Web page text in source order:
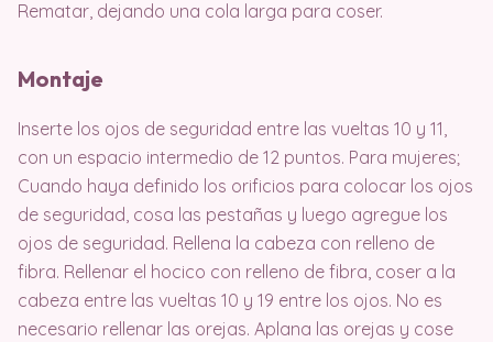
Rematar, dejando una cola larga para coser.
Montaje
Inserte los ojos de seguridad entre las vueltas 10 y 11,
con un espacio intermedio de 12 puntos. Para mujeres;
Cuando haya definido los orificios para colocar los ojos
de seguridad, cosa las pestañas y luego agregue los
ojos de seguridad. Rellena la cabeza con relleno de
fibra. Rellenar el hocico con relleno de fibra, coser a la
cabeza entre las vueltas 10 y 19 entre los ojos. No es
necesario rellenar las orejas. Aplana las orejas y cose